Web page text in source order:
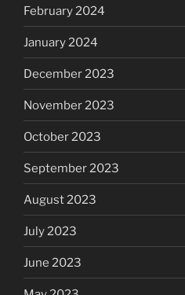
February 2024
January 2024
December 2023
November 2023
October 2023
September 2023
August 2023
July 2023
June 2023